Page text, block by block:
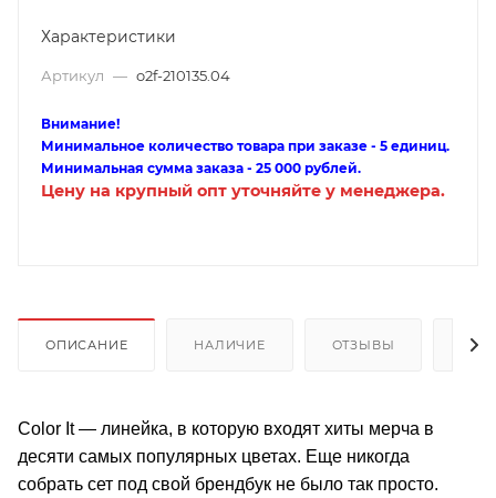
Характеристики
Артикул — o2f-210135.04
Внимание!
Минимальное количество товара при заказе - 5 единиц.
Минимальная сумма заказа - 25 000 рублей.
Цену на крупный опт уточняйте у менеджера.
ОПИСАНИЕ НАЛИЧИЕ ОТЗЫВЫ
Color It — линейка, в которую входят хиты мерча в
десяти самых популярных цветах. Еще никогда
собрать сет под свой брендбук не было так просто.